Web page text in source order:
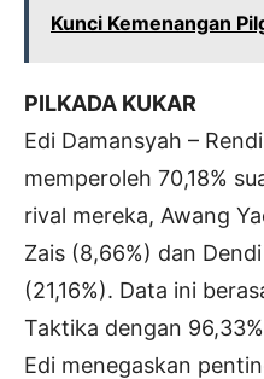
Kunci Kemenangan
PILKADA KUKAR
Edi Damansyah –
memperoleh 70,18%
rival mereka, Awang
Zais (8,66%) dan
(21,16%). Data ini
Taktika dengan
Edi menegaskan